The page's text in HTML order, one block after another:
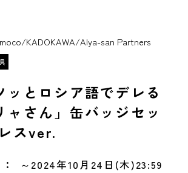
KADOKAWA/Alya-san Partners
ッとロシア語でデレる
ャさん」缶バッジセッ
スver.
～2024年10月24日(木)23:59